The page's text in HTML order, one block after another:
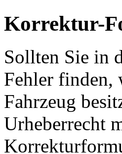
Korrektur-
Sollten Sie in
Fehler finden,
Fahrzeug
Urheberrecht